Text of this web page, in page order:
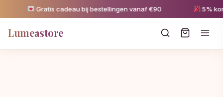
Gratis cadeau bij bestellingen vanaf €90 5%
Lumeastore